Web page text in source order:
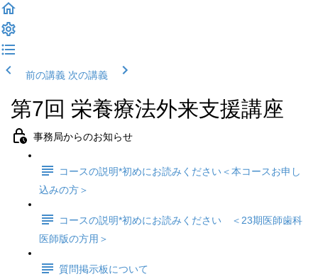
前の講義 次の講義
第7回 栄養療法外来支援講座
事務局からのお知らせ
コースの説明*初めにお読みください＜本コースお申し
込みの方＞
コースの説明*初めにお読みください ＜23期医師歯科
医師版の方用＞
質問掲示板について